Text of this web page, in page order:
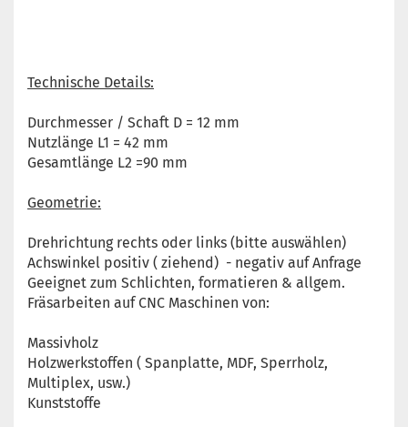
Technische Details:
Durchmesser / Schaft D = 12 mm
Nutzlänge L1 = 42 mm
Gesamtlänge L2 =90 mm
Geometrie:
Drehrichtung rechts oder links (bitte auswählen)
Achswinkel positiv ( ziehend) - negativ auf Anfrage
Geeignet zum Schlichten, formatieren & allgem.
Fräsarbeiten auf CNC Maschinen von:
Massivholz
Holzwerkstoffen ( Spanplatte, MDF, Sperrholz,
Multiplex, usw.)
Kunststoffe